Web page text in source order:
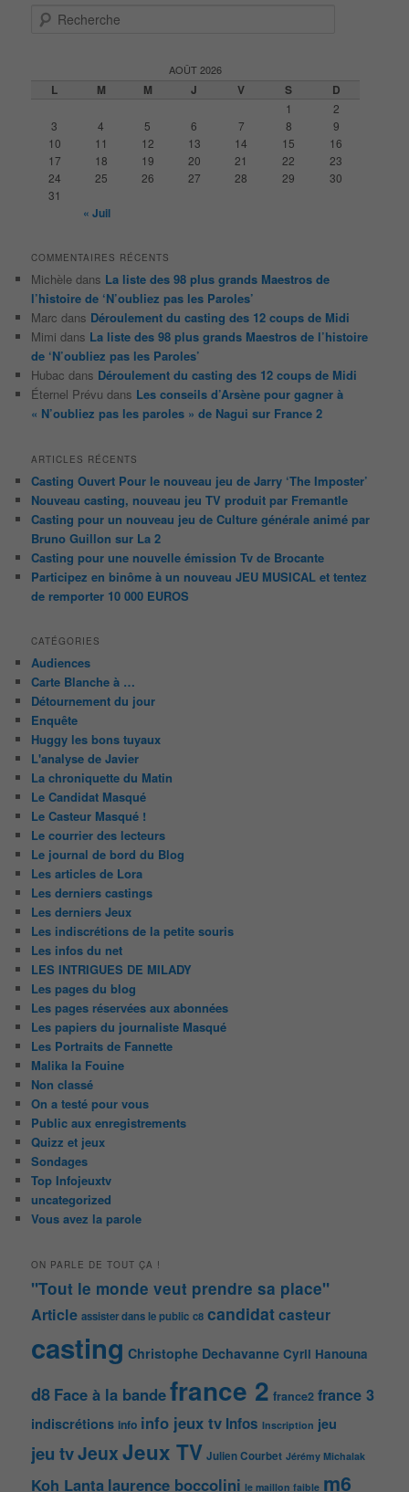
AOÛT 2026
L M M J V S D
1
2
3
4 5 6 7 8
9
10
11 12 13 14 15
16
17
18 19 20 21 22
23
24
25 26 27 28 29
30
31
« Juil
COMMENTAIRES RÉCENTS
Michèle dans La liste des 98 plus grands Maestros de
l’histoire de ‘N’oubliez pas les Paroles’
Marc dans Déroulement du casting des 12 coups de Midi
Mimi dans La liste des 98 plus grands Maestros de l’histoire
de ‘N’oubliez pas les Paroles’
Hubac dans Déroulement du casting des 12 coups de Midi
Éternel Prévu dans Les conseils d’Arsène pour gagner à
« N’oubliez pas les paroles » de Nagui sur France 2
ARTICLES RÉCENTS
Casting Ouvert Pour le nouveau jeu de Jarry ‘The Imposter’
Nouveau casting, nouveau jeu TV produit par Fremantle
Casting pour un nouveau jeu de Culture générale animé par
Bruno Guillon sur La 2
Casting pour une nouvelle émission Tv de Brocante
Participez en binôme à un nouveau JEU MUSICAL et tentez
de remporter 10 000 EUROS
CATÉGORIES
Audiences
Carte Blanche à …
Détournement du jour
Enquête
Huggy les bons tuyaux
L'analyse de Javier
La chroniquette du Matin
Le Candidat Masqué
Le Casteur Masqué !
Le courrier des lecteurs
Le journal de bord du Blog
Les articles de Lora
Les derniers castings
Les derniers Jeux
Les indiscrétions de la petite souris
Les infos du net
LES INTRIGUES DE MILADY
Les pages du blog
Les pages réservées aux abonnées
Les papiers du journaliste Masqué
Les Portraits de Fannette
Malika la Fouine
Non classé
On a testé pour vous
Public aux enregistrements
Quizz et jeux
Sondages
Top Infojeuxtv
uncategorized
Vous avez la parole
ON PARLE DE TOUT ÇA !
"Tout le monde veut prendre sa place"
Article assister dans le public c8 candidatcasteur
casting Christophe Dechavanne Cyril Hanouna
d8 Face à la bandefrance 2 france2 france 3
indiscrétions info info jeux tv Infos Inscription jeu
jeu tvJeuxJeux TV Julien Courbet Jérémy Michalak
Koh Lanta laurence boccolini le maillon faible m6